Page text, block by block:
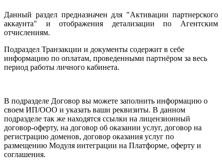
Данный раздел предназначен для "Активации партнерского
аккаунта" и отображения детализации по Агентским
отчислениям.
Подраздел Транзакции и документы содержит в себе
информацию по оплатам, проведенными партнёром за весь
период работы личного кабинета.
В подразделе Договор вы можете заполнить информацию о
своем ИП/ООО и указать ваши реквизиты. В данном
подразделе так же находятся ссылки на лицензионный
договор-оферту, на договор об оказании услуг, договор на
регистрацию доменов, договор оказания услуг по
размещению Модуля интеграции на Платформе, оферту и
соглашения.